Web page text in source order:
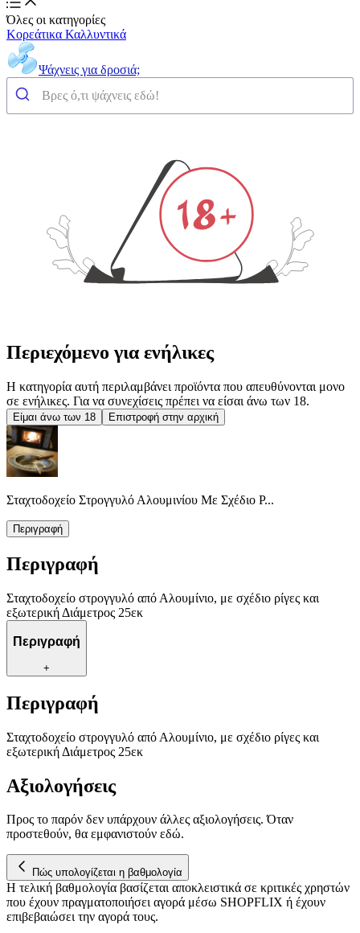
Όλες οι κατηγορίες
Κορεάτικα Καλλυντικά
Ψάχνεις για δροσιά;
Περιεχόμενο για ενήλικες
Η κατηγορία αυτή περιλαμβάνει προϊόντα που απευθύνονται μονο
σε ενήλικες. Για να συνεχίσεις πρέπει να είσαι άνω των 18.
Είμαι άνω των 18 Επιστροφή στην αρχική
Σταχτοδοχείο Στρογγυλό Αλουμινίου Με Σχέδιο Ρ...
Περιγραφή
Περιγραφή
Σταχτοδοχείο στρογγυλό από Αλουμίνιο, με σχέδιο ρίγες και
εξωτερική Διάμετρος 25εκ
Περιγραφή
+
Περιγραφή
Σταχτοδοχείο στρογγυλό από Αλουμίνιο, με σχέδιο ρίγες και
εξωτερική Διάμετρος 25εκ
Αξιολογήσεις
Προς το παρόν δεν υπάρχουν άλλες αξιολογήσεις. Όταν
προστεθούν, θα εμφανιστούν εδώ.
Πώς υπολογίζεται η βαθμολογία
Η τελική βαθμολογία βασίζεται αποκλειστικά σε κριτικές χρηστών
που έχουν πραγματοποιήσει αγορά μέσω SHOPFLIX ή έχουν
επιβεβαιώσει την αγορά τους.